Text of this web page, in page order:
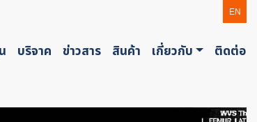
EN
บริจาค ข่าวสาร สินค้า เกี่ยวกับ ติดต่อ